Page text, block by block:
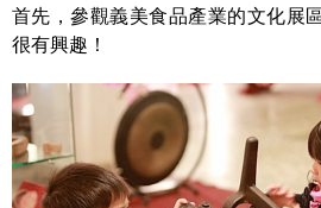
首先，參觀義美食品產業的文化展
很有興趣！